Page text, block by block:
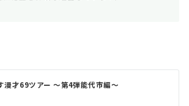
漫才69ツアー 〜第4弾能代市編〜